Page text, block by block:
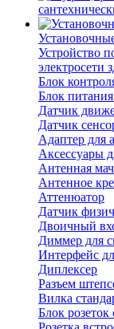
Устройство
электросети
Блок
Блок
Датчик
Датчик
Адаптер для
Аксессуары
Антенная
Антенное
Аттенюатор
Датчик
Двоичный
Диммер для
Интерфейс
Диплексер
Разъем
Вилка
Блок розеток